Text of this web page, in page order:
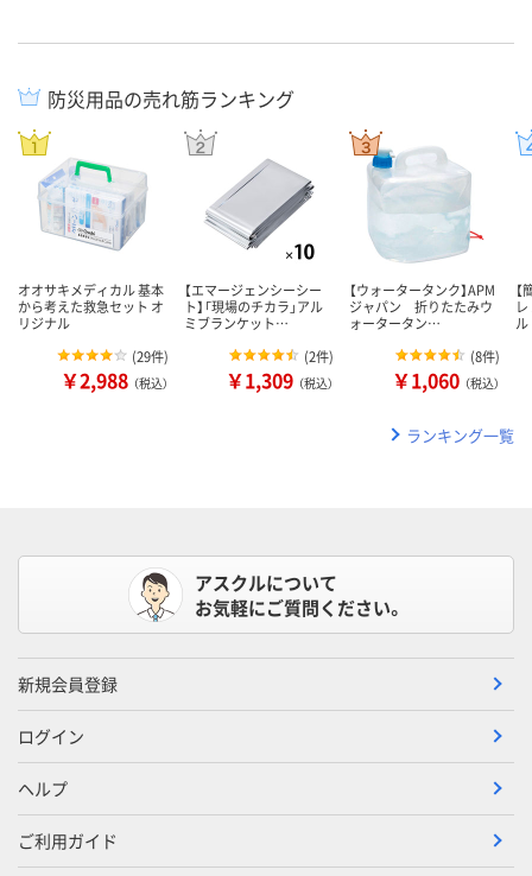
防災用品の売れ筋ランキング
オオサキメディカル 基本
から考えた救急セット オ
リジナル
(29件)
￥2,988 （税込）
【エマージェンシーシー
ト】「現場のチカラ」アル
ミブランケット…
(2件)
￥1,309 （税込）
【ウォータータンク】APM
ジャパン 折りたたみウ
ォータータン…
(8件)
￥1,060 （税込）
ル
ランキング一覧
アスクルについて
お気軽にご質問ください。
新規会員登録
ログイン
ヘルプ
ご利用ガイド